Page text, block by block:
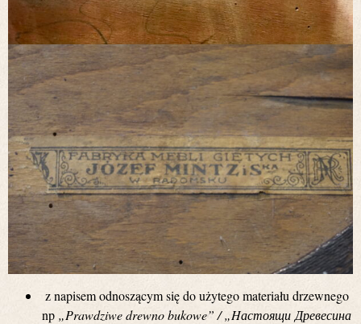
z napisem odnoszącym się do użytego materiału drzewnego
np „Prawdziwe drewno bukowe” /„Hастоящи Древесина